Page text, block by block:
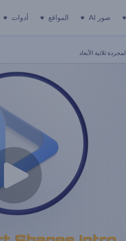
صور AI المواقع أدوات
ثلاثية الأبعاد